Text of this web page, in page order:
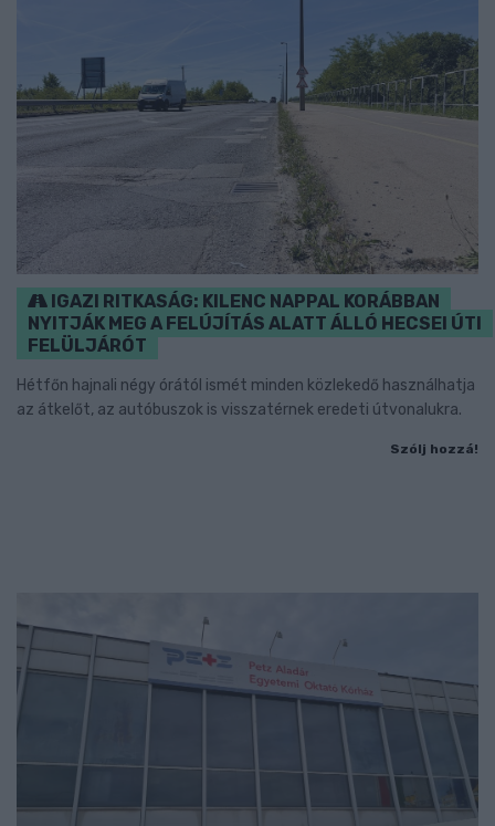
IGAZI RITKASÁG: KILENC NAPPAL KORÁBBAN
NYITJÁK MEG A FELÚJÍTÁS ALATT ÁLLÓ HECSEI ÚTI
FELÜLJÁRÓT
Hétfőn hajnali négy órától ismét minden közlekedő használhatja
az átkelőt, az autóbuszok is visszatérnek eredeti útvonalukra.
Szólj hozzá!